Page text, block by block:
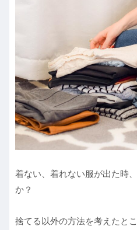
着ない、着れない服が出た時
か？
捨てる以外の方法を考えたとこ